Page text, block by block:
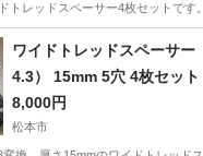
トレッドスペーサー4枚セットで
車のパーツ
ワイドトレッドスペーサ
4.3） 15mm 5穴 4枚セット
8,000円
松本市